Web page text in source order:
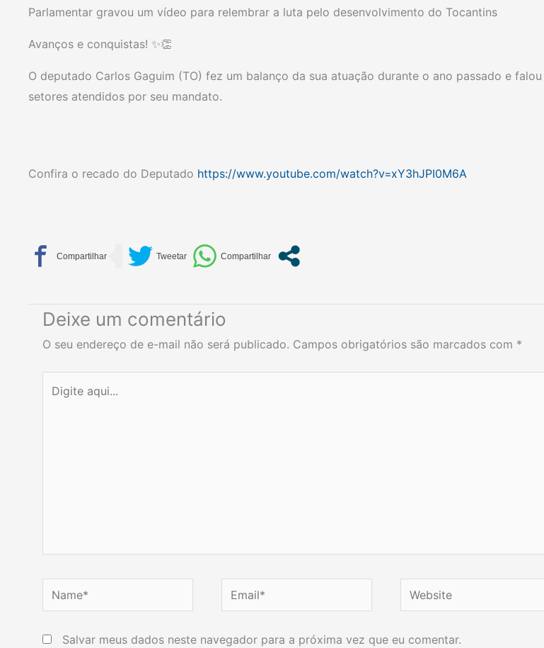
Parlamentar gravou um vídeo para relembrar a luta pelo desenvolvimento do Tocantins
Avanços e conquistas! ✨️👏
O deputado Carlos Gaguim (TO) fez um balanço da sua atuação durante o ano passado e
setores atendidos por seu mandato.
Confira o recado do Deputado https://www.youtube.com/watch?v=xY3hJPI0M6A
Deixe um comentário
O seu endereço de e-mail não será publicado. Campos obrigatórios são marcados com *
aqui...
Name* Email* Website
Salvar meus dados neste navegador para a próxima vez que eu comentar.